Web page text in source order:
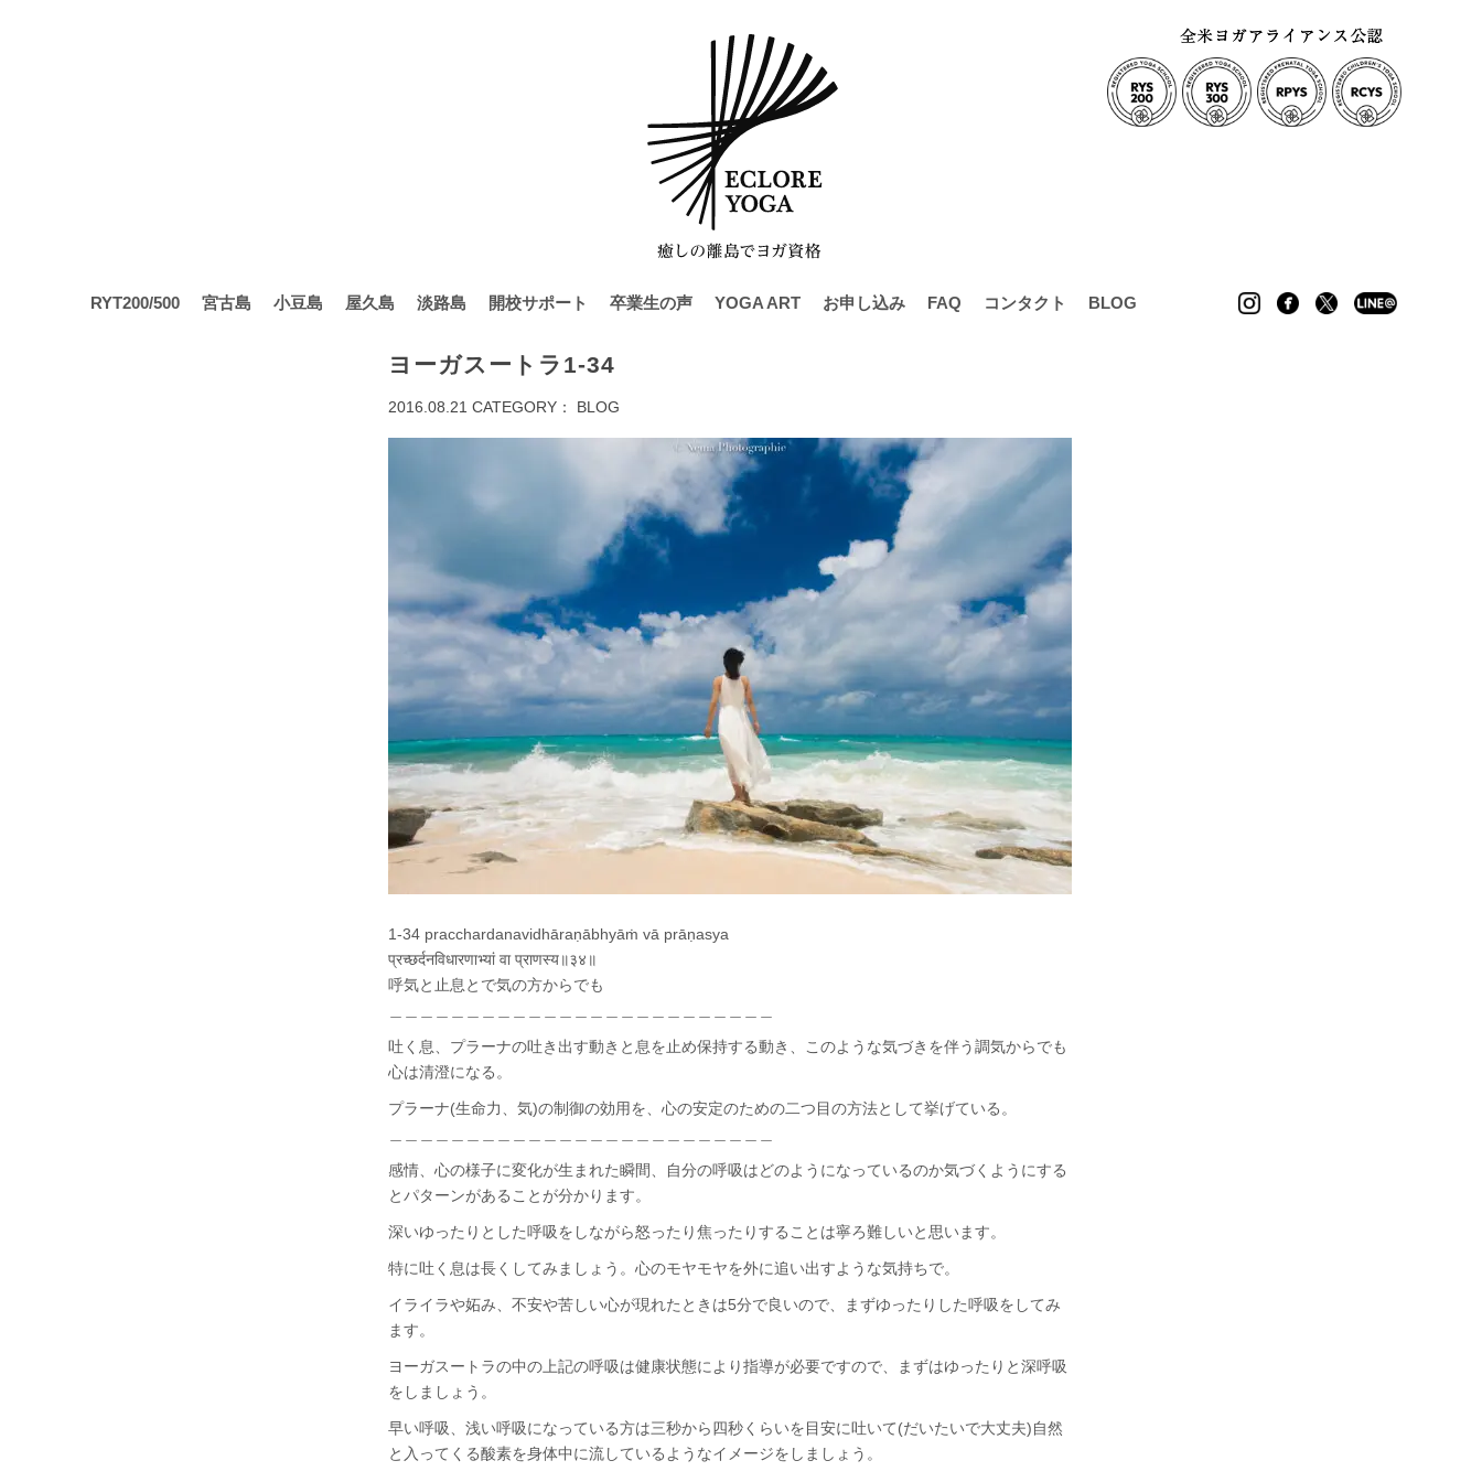
ヨーガスートラ1-34
2016.08.21 CATEGORY： BLOG
1-34 pracchardanavidhāraṇābhyāṁ vā prāṇasya
प्रच्छर्दनविधारणाभ्यां वा प्राणस्य॥३४॥
呼気と止息とで気の方からでも
吐く息、プラーナの吐き出す動きと息を止め保持する動き、このような気づきを伴う調気からでも
心は清澄になる。
プラーナ(生命力、気)の制御の効用を、心の安定のための二つ目の方法として挙げている。
感情、心の様子に変化が生まれた瞬間、自分の呼吸はどのようになっているのか気づくようにする
とパターンがあることが分かります。
深いゆったりとした呼吸をしながら怒ったり焦ったりすることは寧ろ難しいと思います。
特に吐く息は長くしてみましょう。心のモヤモヤを外に追い出すような気持ちで。
イライラや妬み、不安や苦しい心が現れたときは5分で良いので、まずゆったりした呼吸をしてみ
ます。
ヨーガスートラの中の上記の呼吸は健康状態により指導が必要ですので、まずはゆったりと深呼吸
をしましょう。
早い呼吸、浅い呼吸になっている方は三秒から四秒くらいを目安に吐いて(だいたいで大丈夫)自然
と入ってくる酸素を身体中に流しているようなイメージをしましょう。
RYT200/500 宮古島 小豆島 屋久島 淡路島 開校サポート 卒業生の声 YOGA ART お申し込み FAQ コンタクト BLOG